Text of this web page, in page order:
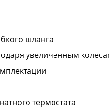
шланга
увеличенным
термостата